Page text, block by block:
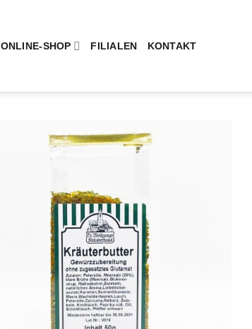
ONLINE-SHOP FILIALEN KONTAKT